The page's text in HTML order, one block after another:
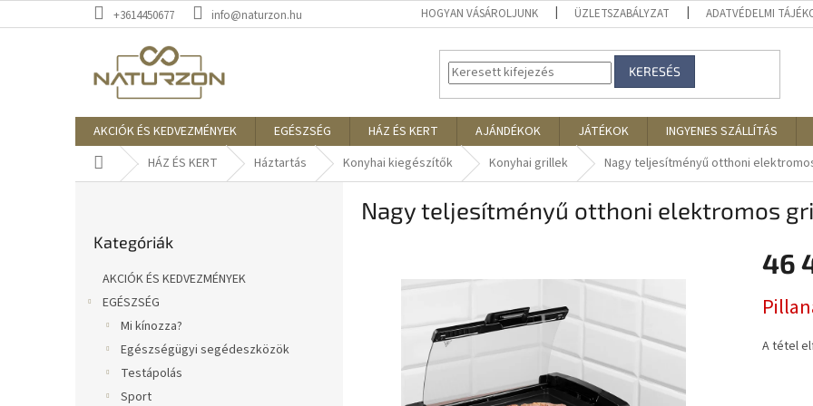
a
+3614450677 info@naturzon.hu HOGYAN VÁSÁROLJUNK ÜZLETSZABÁLYZAT ADATVÉDELMI
KERESÉS
AKCIÓK ÉS KEDVEZMÉNYEK EGÉSZSÉG HÁZ ÉS KERT AJÁNDÉKOK JÁTÉKOK INGYENES SZÁLLÍTÁS
KezdőlapHÁZ ÉS KERT Háztartás Konyhai kiegészítők Konyhai grillek Nagy teljesítményű otthoni
átugrása
Kategóriák
AKCIÓK ÉS KEDVEZMÉNYEK
EGÉSZSÉG
Mi kínozza?
Egészségügyi segédeszközök
Testápolás
Sport
Nagy teljesítményű otthoni elektromos
46
A tétel